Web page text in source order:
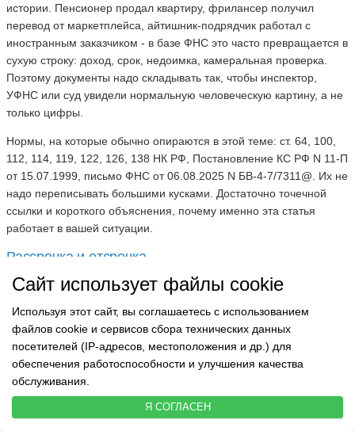
истории. Пенсионер продал квартиру, фрилансер получил
перевод от маркетплейса, айтишник-подрядчик работал с
иностранным заказчиком - в базе ФНС это часто превращается в
сухую строку: доход, срок, недоимка, камеральная проверка.
Поэтому документы надо складывать так, чтобы инспектор,
УФНС или суд увидели нормальную человеческую картину, а не
только цифры.
Нормы, на которые обычно опираются в этой теме: ст. 64, 100,
112, 114, 119, 122, 126, 138 НК РФ, Постановление КС РФ N 11-П
от 15.07.1999, письмо ФНС от 06.08.2025 N БВ-4-7/7311@. Их не
надо переписывать большими кусками. Достаточно точечной
ссылки и короткого объяснения, почему именно эта статья
работает в вашей ситуации.
Рассрочка и отсрочка
Если штраф снизили, но платить все равно нечем, смотрите ст.
уменьшает штраф, а меняет срок оплаты.
Для рассрочки нужны отдельное заявление, график платежей и
доказательства финансового положения. По-хорошему,
ходатайство о снижении штрафа и просьбу о рассрочке лучше
не смешивать в один комок: сначала размер, потом порядок
оплаты.
Сайт использует файлы cookie
Используя этот сайт, вы соглашаетесь с использованием
файлов cookie и сервисов сбора технических данных
посетителей (IP-адресов, местоположения и др.) для
обеспечения работоспособности и улучшения качества
обслуживания.
Я СОГЛАСЕН